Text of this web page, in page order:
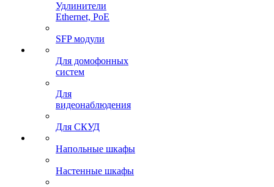
Удлинители
Ethernet, PoE
SFP модули
Для домофонных
систем
Для
видеонаблюдения
Для СКУД
Напольные шкафы
Настенные шкафы